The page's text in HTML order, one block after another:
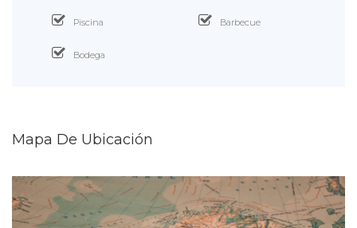
Piscina Barbecue
Bodega
Mapa De Ubicación